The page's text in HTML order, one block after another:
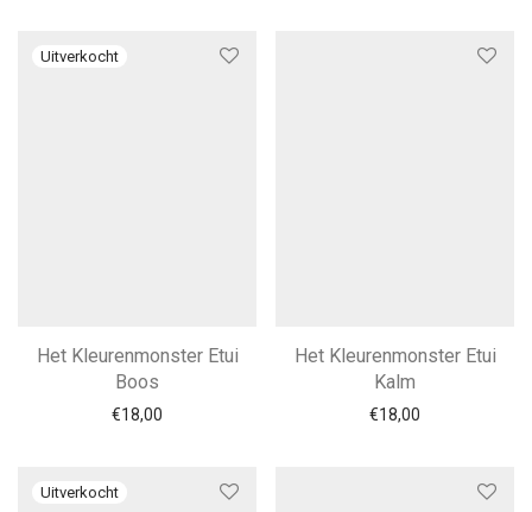
Het Kleurenmonster Etui
Boos
€18,00
Het Kleurenmonster Etui
Kalm
€18,00